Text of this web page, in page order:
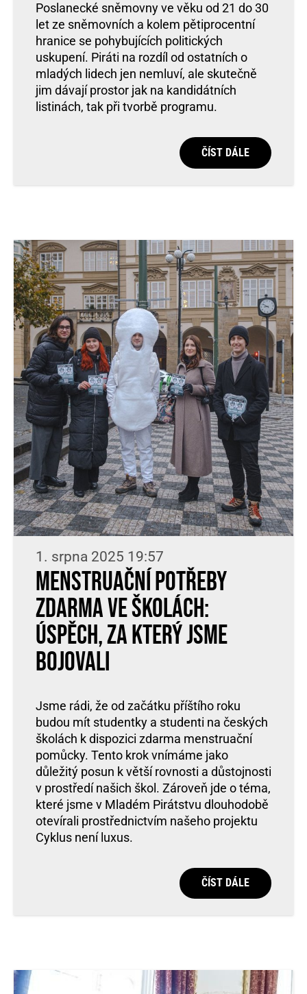
Poslanecké sněmovny ve věku od 21 do 30
let ze sněmovních a kolem pětiprocentní
hranice se pohybujících politických
uskupení. Piráti na rozdíl od ostatních o
mladých lidech jen nemluví, ale skutečně
jim dávají prostor jak na kandidátních
listinách, tak při tvorbě programu.
ČÍST DÁLE
1. srpna 2025 19:57
Menstruační potřeby
zdarma ve školách:
úspěch, za který jsme
bojovali
Jsme rádi, že od začátku příštího roku
budou mít studentky a studenti na českých
školách k dispozici zdarma menstruační
pomůcky. Tento krok vnímáme jako
důležitý posun k větší rovnosti a důstojnosti
v prostředí našich škol. Zároveň jde o téma,
které jsme v Mladém Pirátstvu dlouhodobě
otevírali prostřednictvím našeho projektu
Cyklus není luxus.
ČÍST DÁLE